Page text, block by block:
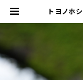
トヨノホ